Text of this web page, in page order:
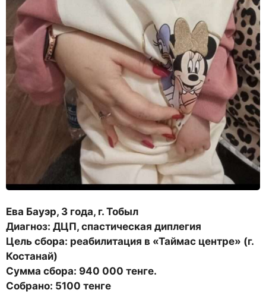
Ева Бауэр, 3 года, г. Тобыл
Диагноз: ДЦП, спастическая диплегия
Цель сбора: реабилитация в «Таймас центре» (г.
Костанай)
Сумма сбора: 940 000 тенге.
Собрано: 5100 тенге